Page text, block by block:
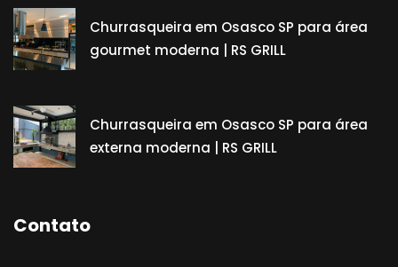
Churrasqueira em Osasco SP para área
gourmet moderna | RS GRILL
Churrasqueira em Osasco SP para área
externa moderna | RS GRILL
Contato